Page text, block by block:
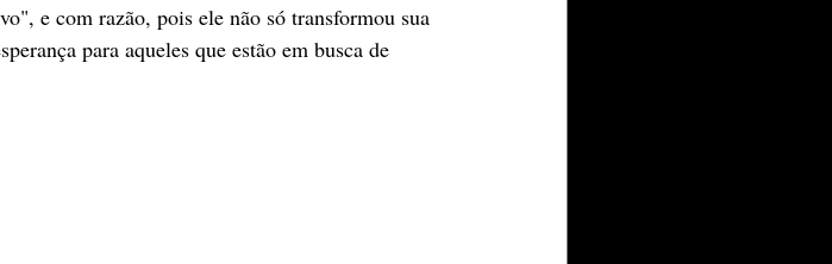
e com razão, pois ele não só transformou sua
para aqueles que estão em busca de